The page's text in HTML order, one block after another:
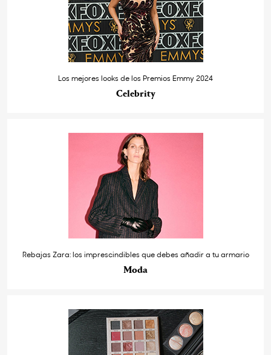
Los mejores looks de los Premios Emmy 2024
Celebrity
Rebajas Zara: los imprescindibles que debes añadir a tu armario
Moda